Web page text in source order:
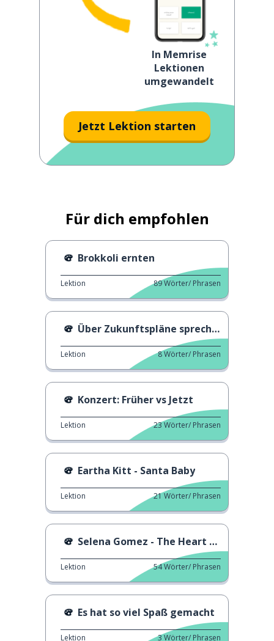
In Memrise
Lektionen
umgewandelt
Jetzt Lektion starten
Für dich empfohlen
Brokkoli ernten
Lektion 89Wörter/ Phrasen
Über Zukunftspläne sprechen
Lektion 8Wörter/ Phrasen
Konzert: Früher vs Jetzt
Lektion 23Wörter/ Phrasen
Eartha Kitt - Santa Baby
Lektion 21Wörter/ Phrasen
Selena Gomez - The Heart Wants What It Wants
Lektion 54Wörter/ Phrasen
Es hat so viel Spaß gemacht
Lektion 3Wörter/ Phrasen